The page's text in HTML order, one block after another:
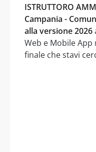
ISTRUTTORO
Campania -
alla versione 2026
Web e Mobile
finale che stavi